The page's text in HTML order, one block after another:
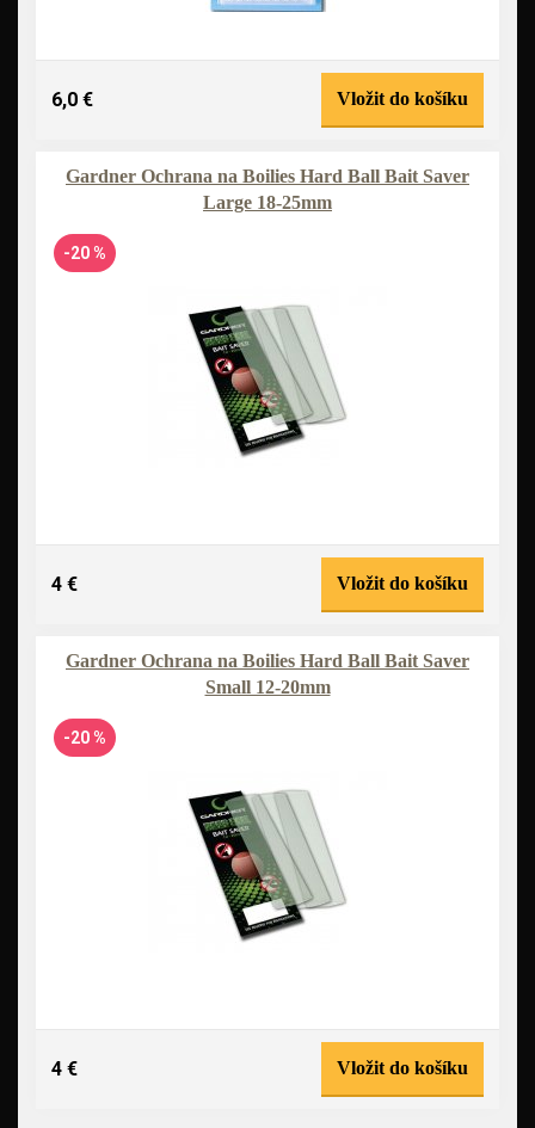
6,0 € Vložit do košíku
Gardner Ochrana na Boilies Hard Ball Bait Saver
Large 18-25mm
-20 %
4 € Vložit do košíku
Gardner Ochrana na Boilies Hard Ball Bait Saver
Small 12-20mm
-20 %
4 € Vložit do košíku